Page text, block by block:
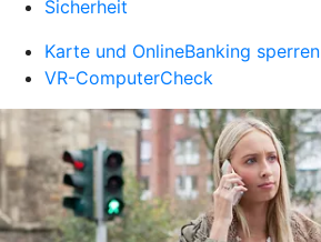
Sicherheit
Karte und OnlineBanking sperren
VR-ComputerCheck